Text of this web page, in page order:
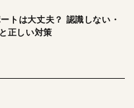
トは大丈夫？ 認識しない・
正しい対策